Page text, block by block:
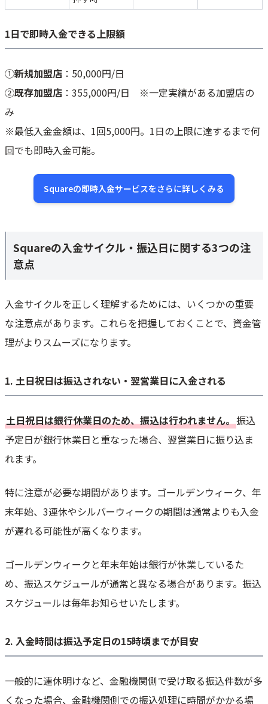
1日で即時入金できる上限額
①新規加盟店 ：50,000円/日
②既存加盟店 ：355,000円/日 ※一定実績がある加盟店の
み
※最低入金金額は、1回5,000円。1日の上限に達するまで何
回でも即時入金可能。
Squareの即時入金サービスをさらに詳しくみる
Squareの入金サイクル・振込日に関する3つの注
意点
入金サイクルを正しく理解するためには、いくつかの重要
な注意点があります。これらを把握しておくことで、資金管
理がよりスムーズになります。
1. 土日祝日は振込されない・翌営業日に入金される
土日祝日は銀行休業日のため、振込は行われません。振込
予定日が銀行休業日と重なった場合、翌営業日に振り込ま
れます。
特に注意が必要な期間があります。ゴールデンウィーク、年
末年始、3連休やシルバーウィークの期間は通常よりも入金
が遅れる可能性が高くなります。
ゴールデンウィークと年末年始は銀行が休業しているた
め、振込スケジュールが通常と異なる場合があります。振込
スケジュールは毎年お知らせいたします。
2. 入金時間は振込予定日の15時頃までが目安
一般的に連休明けなど、金融機関側で受け取る振込件数が多
くなった場合、金融機関側での振込処理に時間がかかる場